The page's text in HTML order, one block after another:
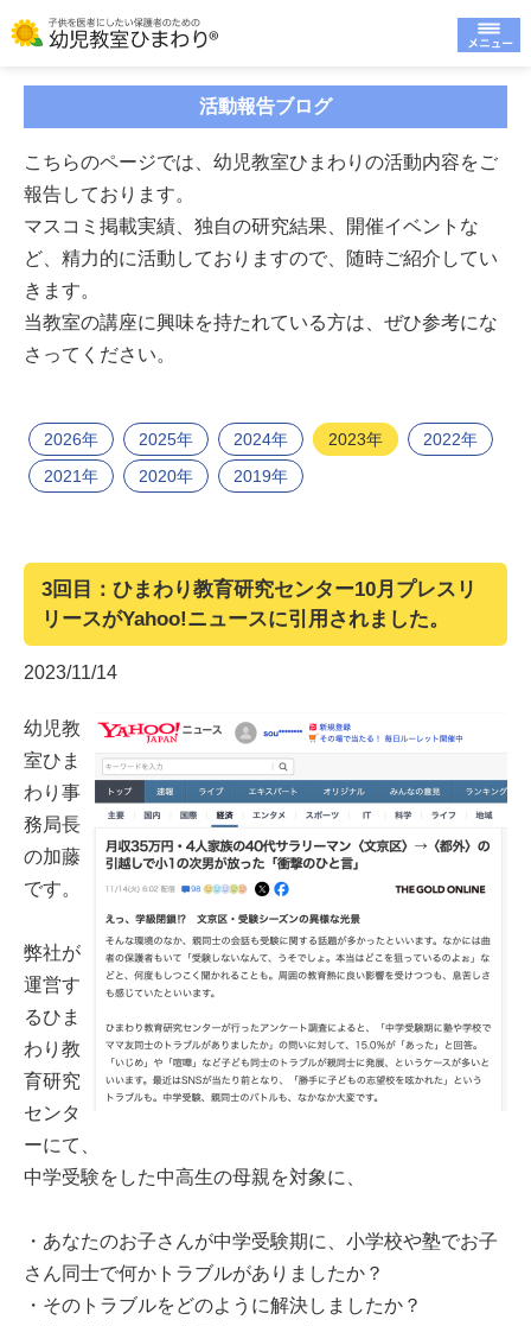
活動報告ブログ
こちらのページでは、幼児教室ひまわりの活動内容をご
報告しております。
マスコミ掲載実績、独自の研究結果、開催イベントな
ど、精力的に活動しておりますので、随時ご紹介してい
きます。
当教室の講座に興味を持たれている方は、ぜひ参考にな
さってください。
2026年 2025年 2024年 2023年
2022年
2021年
2020年 2019年
3回目：ひまわり教育研究センター10月プレスリ
リースがYahoo!ニュースに引用されました。
2023/11/14
幼児教
室ひま
わり事
務局長
の加藤
です。
弊社が
運営す
るひま
わり教
育研究
センタ
ーにて、
中学受験をした中高生の母親を対象に、
・あなたのお子さんが中学受験期に、小学校や塾でお子
さん同士で何かトラブルがありましたか？
・そのトラブルをどのように解決しましたか？